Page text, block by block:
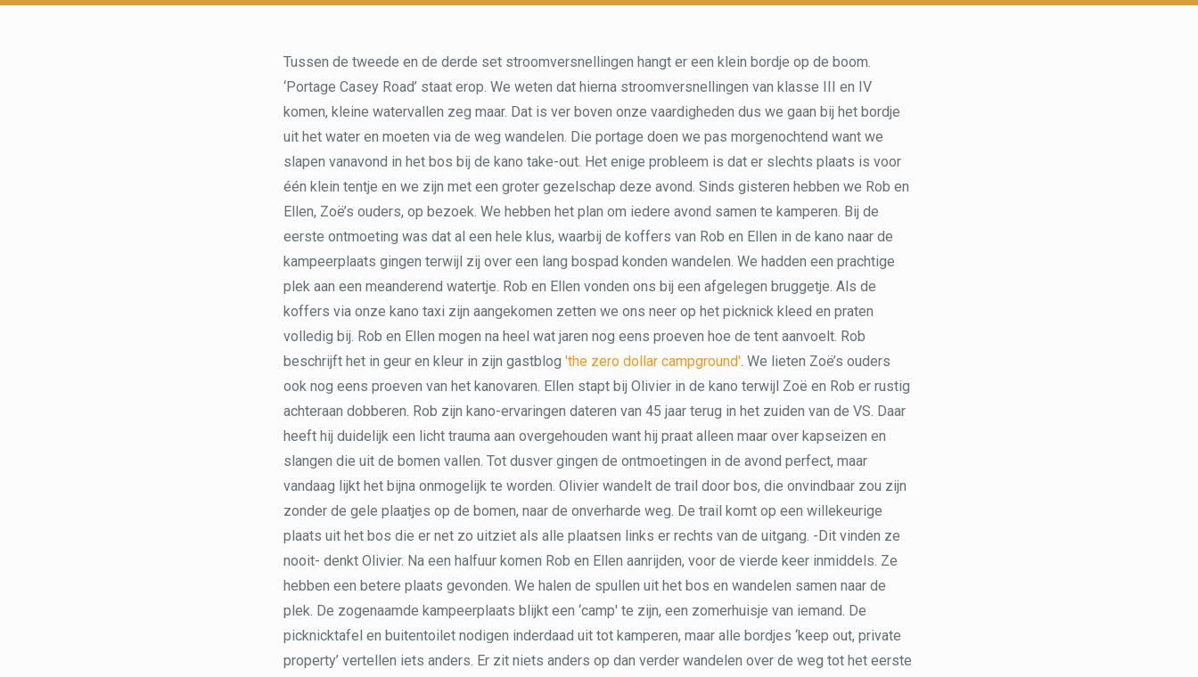
Tussen de tweede en de derde set stroomversnellingen hangt er een klein bordje op de boom.
‘Portage Casey Road’ staat erop. We weten dat hierna stroomversnellingen van klasse III en IV
komen, kleine watervallen zeg maar. Dat is ver boven onze vaardigheden dus we gaan bij het bordje
uit het water en moeten via de weg wandelen. Die portage doen we pas morgenochtend want we
slapen vanavond in het bos bij de kano take-out. Het enige probleem is dat er slechts plaats is voor
één klein tentje en we zijn met een groter gezelschap deze avond. Sinds gisteren hebben we Rob en
Ellen, Zoë’s ouders, op bezoek. We hebben het plan om iedere avond samen te kamperen. Bij de
eerste ontmoeting was dat al een hele klus, waarbij de koffers van Rob en Ellen in de kano naar de
kampeerplaats gingen terwijl zij over een lang bospad konden wandelen. We hadden een prachtige
plek aan een meanderend watertje. Rob en Ellen vonden ons bij een afgelegen bruggetje. Als de
koffers via onze kano taxi zijn aangekomen zetten we ons neer op het picknick kleed en praten
volledig bij. Rob en Ellen mogen na heel wat jaren nog eens proeven hoe de tent aanvoelt. Rob
beschrijft het in geur en kleur in zijn gastblog 'the zero dollar campground'. We lieten Zoë’s ouders
ook nog eens proeven van het kanovaren. Ellen stapt bij Olivier in de kano terwijl Zoë en Rob er rustig
achteraan dobberen. Rob zijn kano-ervaringen dateren van 45 jaar terug in het zuiden van de VS. Daar
heeft hij duidelijk een licht trauma aan overgehouden want hij praat alleen maar over kapseizen en
slangen die uit de bomen vallen. Tot dusver gingen de ontmoetingen in de avond perfect, maar
vandaag lijkt het bijna onmogelijk te worden. Olivier wandelt de trail door bos, die onvindbaar zou zijn
zonder de gele plaatjes op de bomen, naar de onverharde weg. De trail komt op een willekeurige
plaats uit het bos die er net zo uitziet als alle plaatsen links er rechts van de uitgang. -Dit vinden ze
nooit- denkt Olivier. Na een halfuur komen Rob en Ellen aanrijden, voor de vierde keer inmiddels. Ze
hebben een betere plaats gevonden. We halen de spullen uit het bos en wandelen samen naar de
plek. De zogenaamde kampeerplaats blijkt een ‘camp' te zijn, een zomerhuisje van iemand. De
picknicktafel en buitentoilet nodigen inderdaad uit tot kamperen, maar alle bordjes ‘keep out, private
property’ vertellen iets anders. Er zit niets anders op dan verder wandelen over de weg tot het eerste